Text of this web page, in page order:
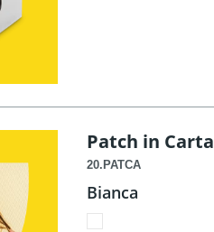
Patch in Carta
20.PATCA
Bianca